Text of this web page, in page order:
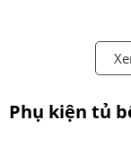
Phụ kiện tủ